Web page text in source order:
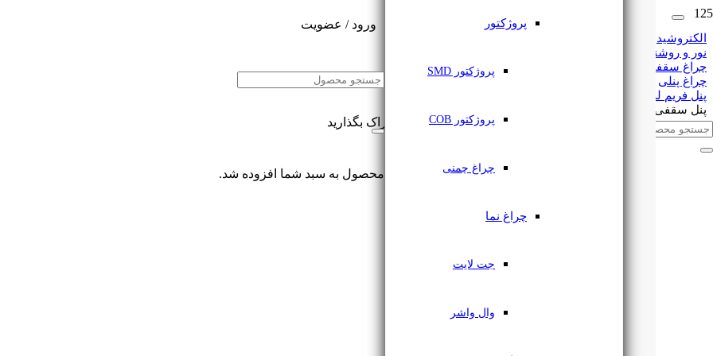
پروژکتور
پروژکتور SMD
پروژکتور COB
چراغ چمنی
چراغ نما
جت لایت
وال واشر
ورود / عضویت
محصول به سبد شما افزوده شد.
الکتروشید
نور و روشنایی
چراغ سقفی
چراغ پنلی
پنل فریم لس
پنل سقفی تمام نور 12 وات فنر متغیر مربع یکتا افروز
🔔 اشتراک گذاری
این مطلب را با دوستان خود به اشتراک بگذارید